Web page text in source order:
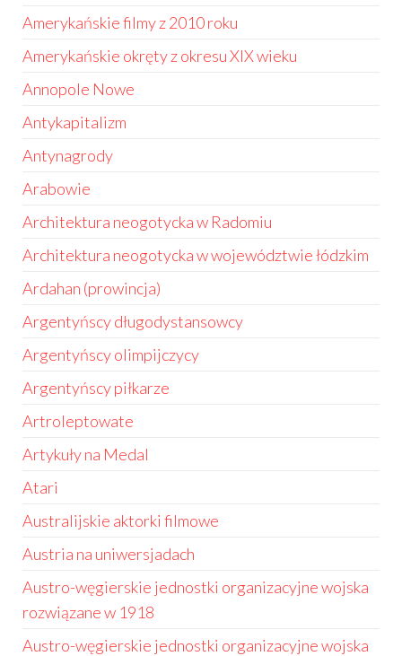
Amerykańskie filmy z 2010 roku
Amerykańskie okręty z okresu XIX wieku
Annopole Nowe
Antykapitalizm
Antynagrody
Arabowie
Architektura neogotycka w Radomiu
Architektura neogotycka w województwie łódzkim
Ardahan (prowincja)
Argentyńscy długodystansowcy
Argentyńscy olimpijczycy
Argentyńscy piłkarze
Artroleptowate
Artykuły na Medal
Atari
Australijskie aktorki filmowe
Austria na uniwersjadach
Austro-węgierskie jednostki organizacyjne wojska
rozwiązane w 1918
Austro-węgierskie jednostki organizacyjne wojska